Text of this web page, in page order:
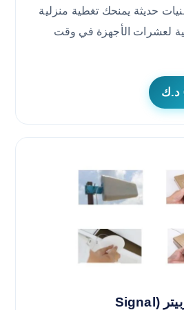
حديثة يمنحك تغطية منزلية
لعشرات الأجهزة في وقت
مقوي سيرفس ربيتر (Signal